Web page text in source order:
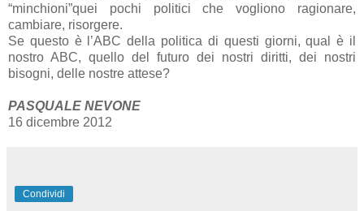
“minchioni”quei pochi politici che vogliono ragionare,
cambiare, risorgere.
Se questo è l’ABC della politica di questi giorni, qual è il
nostro ABC, quello del futuro dei nostri diritti, dei nostri
bisogni, delle nostre attese?
PASQUALE NEVONE
16 dicembre 2012
Condividi